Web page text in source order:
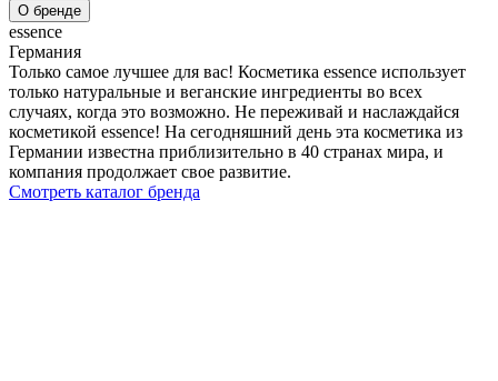
О бренде
essence
Германия
Только самое лучшее для вас! Косметика essence использует
только натуральные и веганские ингредиенты во всех
случаях, когда это возможно. Не переживай и наслаждайся
косметикой essence! На сегодняшний день эта косметика из
Германии известна приблизительно в 40 странах мира, и
компания продолжает свое развитие.
Смотреть каталог бренда